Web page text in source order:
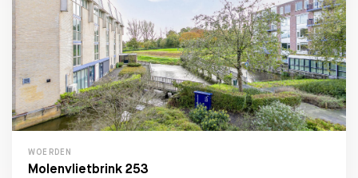
WOERDEN
Molenvlietbrink 253